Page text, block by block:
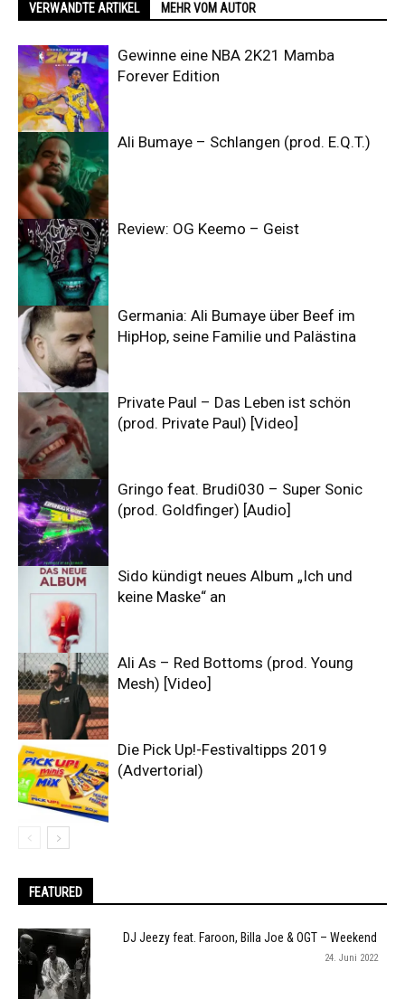
VERWANDTE ARTIKEL MEHR VOM AUTOR
Gewinne eine NBA 2K21 Mamba
Forever Edition
Ali Bumaye – Schlangen (prod. E.Q.T.)
Review: OG Keemo – Geist
Germania: Ali Bumaye über Beef im
HipHop, seine Familie und Palästina
Private Paul – Das Leben ist schön
(prod. Private Paul) [Video]
Gringo feat. Brudi030 – Super Sonic
(prod. Goldfinger) [Audio]
Sido kündigt neues Album „Ich und
keine Maske“ an
Ali As – Red Bottoms (prod. Young
Mesh) [Video]
Die Pick Up!-Festivaltipps 2019
(Advertorial)
FEATURED
DJ Jeezy feat. Faroon, Billa Joe & OGT – Weekend
24. Juni 2022